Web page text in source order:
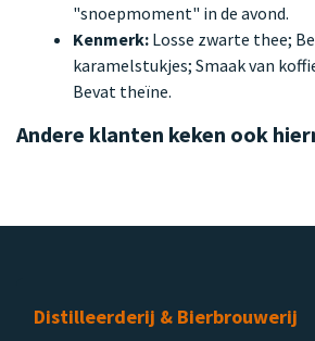
"snoepmoment" in de avond.
Kenmerk: Losse zwarte thee;
karamelstukjes; Smaak van
Bevat theïne.
Andere klanten keken ook
Distilleerderij & Bierbrouwerij